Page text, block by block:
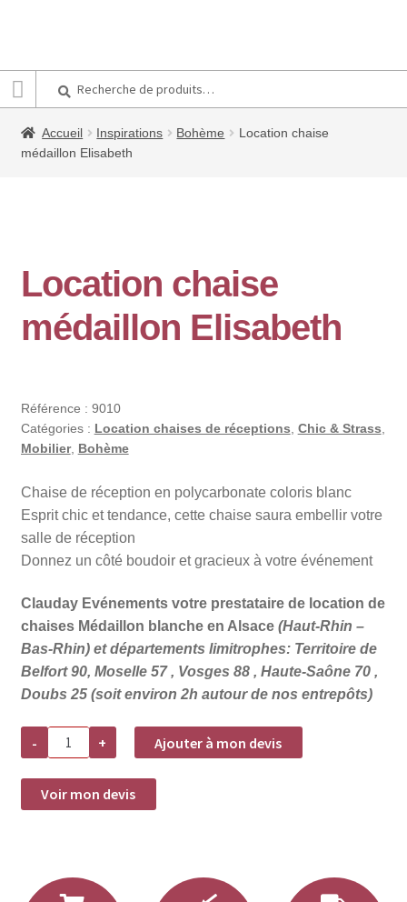
pour :
Accueil Inspirations Bohème
Location chaise
médaillon Elisabeth
Location chaise
médaillon Elisabeth
Référence : 9010
Catégories : Location chaises de réceptions Chic & Strass
Mobilier, Bohème
Chaise de réception en polycarbonate coloris blanc
Esprit chic et tendance, cette chaise saura embellir votre
salle de réception
Donnez un côté boudoir et gracieux à votre événement
Clauday Evénements votre prestataire de location de
chaises Médaillon blanche en Alsace (Haut-Rhin –
Bas-Rhin) et départements limitrophes: Territoire de
Belfort 90, Moselle 57 , Vosges 88 , Haute-Saône 70 ,
Doubs 25 (soit environ 2h autour de nos entrepôts)
-
quantité
Location
chaise
médaillon
+ Ajouter à mon devis
Voir mon devis